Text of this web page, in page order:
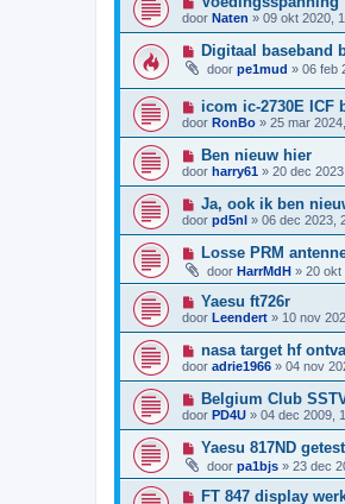
i
c
h
w
b
e
i
c
h
i
e
u
w
b
c
h
door Naten » 09 okt 2020,
N
e
u
w
b
c
h
Digitaal baseband
door pe1mud » 06 feb
N
i
e
u
w
b
e
i
c
h
icom ic-2730E ICF
door RonBo » 25 mar
N
i
e
w
b
e
i
c
h
Ben nieuw hier
door harry61 » 20 dec
N
i
e
u
w
b
e
i
c
Ja, ook ik ben
door pd5nl » 06 dec 2023,
N
e
u
w
b
e
i
c
h
Losse PRM
door HarrMdH » 20 okt
N
i
e
w
b
e
i
c
h
Yaesu ft726r
door Leendert » 10 nov
N
i
e
u
w
b
e
i
c
h
nasa target hf
door adrie1966 » 04 nov
N
i
e
u
w
b
e
Belgium Club
door PD4U » 04 dec 2009,
N
e
u
Yaesu 817ND getest
door pa1bjs » 23 dec
NFT 847 display